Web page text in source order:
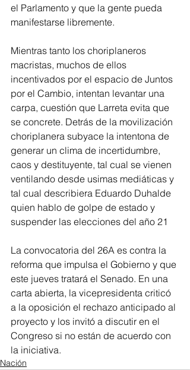
el Parlamento y que la gente pueda
manifestarse libremente.
Mientras tanto los choriplaneros
macristas, muchos de ellos
incentivados por el espacio de Juntos
por el Cambio, intentan levantar una
carpa, cuestión que Larreta evita que
se concrete. Detrás de la movilización
choriplanera subyace la intentona de
generar un clima de incertidumbre,
caos y destituyente, tal cual se vienen
ventilando desde usimas mediáticas y
tal cual describiera Eduardo Duhalde
quien hablo de golpe de estado y
suspender las elecciones del año 21
La convocatoria del 26A es contra la
reforma que impulsa el Gobierno y que
este jueves tratará el Senado. En una
carta abierta, la vicepresidenta criticó
a la oposición el rechazo anticipado al
proyecto y los invitó a discutir en el
Congreso si no están de acuerdo con
la iniciativa.
Nación